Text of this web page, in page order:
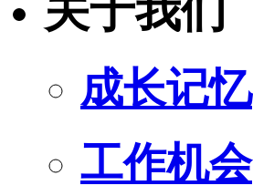
关于我们
成长记忆
工作机会